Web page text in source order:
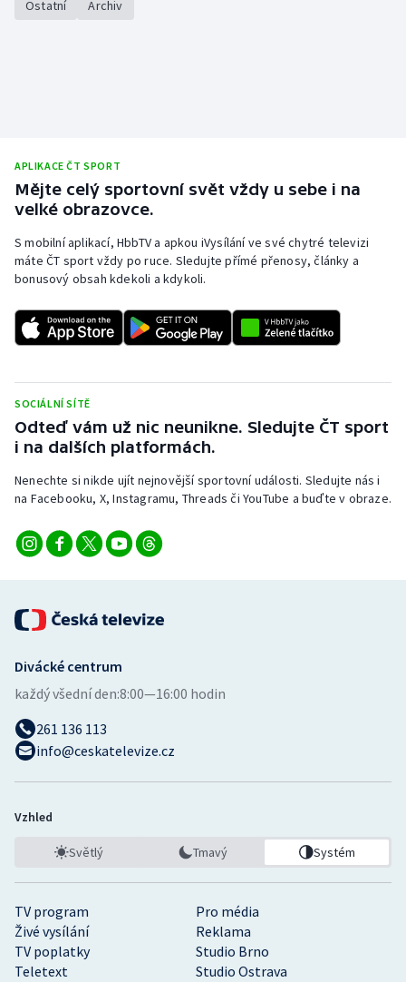
Ostatní Archiv
APLIKACE ČT SPORT
Mějte celý sportovní svět vždy u sebe i na
velké obrazovce.
S mobilní aplikací, HbbTV a apkou iVysílání ve své chytré televizi
máte ČT sport vždy po ruce. Sledujte přímé přenosy, články a
bonusový obsah kdekoli a kdykoli.
SOCIÁLNÍ SÍTĚ
Odteď vám už nic neunikne. Sledujte ČT sport
i na dalších platformách.
Nenechte si nikde ujít nejnovější sportovní události. Sledujte nás i
na Facebooku, X, Instagramu, Threads či YouTube a buďte v obraze.
TV program
Pro média
Živé vysílání
Reklama
TV poplatky
Studio Brno
Teletext
Studio Ostrava
Divácké centrum
každý všední den:8:00—16:00 hodin
261 136 113
info@ceskatelevize.cz
Vzhled
Světlý Tmavý Systém